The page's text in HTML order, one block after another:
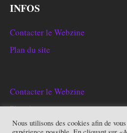
INFOS
Contacter le Webzine
Plan du site
Contacter le Webzine
Plan du site
Nous utilisons des cookies afin de